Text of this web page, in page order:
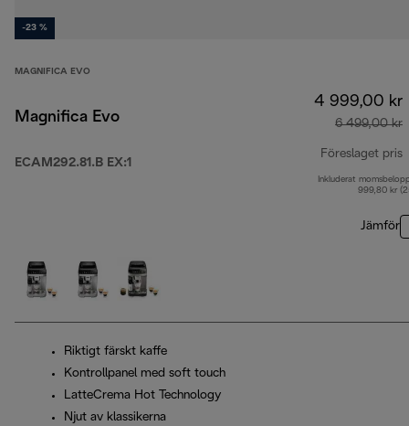
-23 %
MAGNIFICA EVO
Magnifica Evo
ECAM292.81.B EX:1
4 999,00 kr
6 499,00 kr
Föreslaget pris
Inkluderat
999,80 kr
Jämför
Riktigt färskt kaffe
Kontrollpanel med soft touch
LatteCrema Hot Technology
Njut av klassikerna